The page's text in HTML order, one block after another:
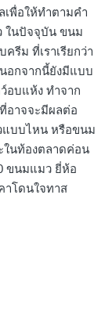
เพื่อให้ทำตามคำ
ในปัจจุบัน ขนม
รีม ที่เราเรียกว่า
อกจากนี้ยังมีแบบ
อบแห้ง ทำจาก
อาจจะมีผลต่อ
แบบไหน หรือขนม
ในท้องตลาดค่อน
ขนมแมว ยี่ห้อ
าโดนใจทาส